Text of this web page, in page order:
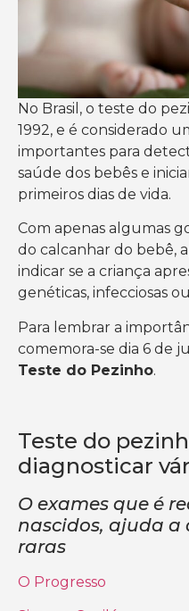
No Brasil, o teste do
1992, e é considerado
importantes para
saúde dos bebês e
primeiros dias de vida.
Com apenas algumas
do calcanhar do bebê,
indicar se a criança
genéticas, infecciosas
Para lembrar a
comemora-se dia 6 de
Teste do Pezinho.
Teste do
diagnosticar
O exames que é
nascidos, ajuda a
raras
O Progresso